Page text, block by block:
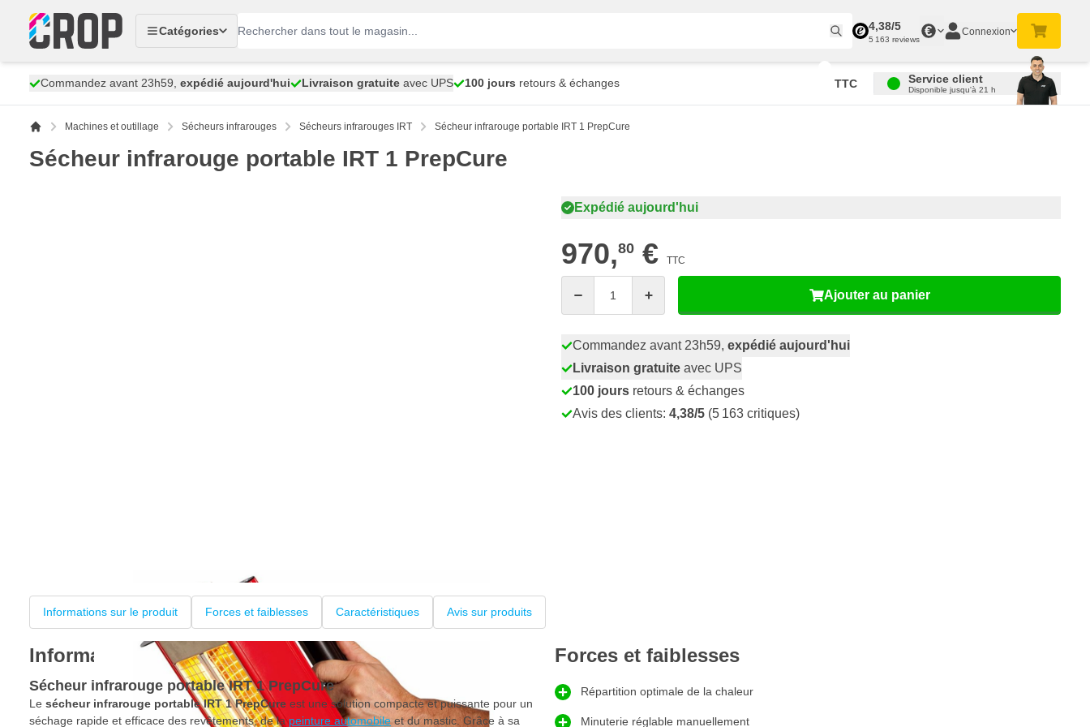
Catégories
4,38/5
5 163 reviews
€ Connexion
Commandez avant 23h59, expédié aujourd'hui Livraison gratuite avec UPS 100 jours retours & échanges TTC Service client
Disponible jusqu'à 21 h
Machines et outillage Sécheurs infrarouges Sécheurs infrarouges IRT Sécheur infrarouge portable IRT 1 PrepCure
Sécheur infrarouge portable IRT 1 PrepCure
Expédié aujourd'hui
970,80 € TTC
Ajouter au panier
Commandez avant 23h59, expédié aujourd'hui
Livraison gratuite avec UPS
100 jours retours & échanges
Avis des clients: 4,38/5 (5 163 critiques)
Informations sur le produit Forces et faiblesses Caractéristiques Avis sur produits
Informations sur le produit
Sécheur infrarouge portable IRT 1 PrepCure
Le sécheur infrarouge portable IRT 1 PrepCure est une solution compacte et puissante pour un
séchage rapide et efficace des revêtements, de la peinture automobileet du mastic. Grâce à sa
Forces et faiblesses
Répartition optimale de la chaleur
Minuterie réglable manuellement